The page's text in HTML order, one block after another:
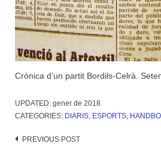
Crònica d’un partit Bordils-Celrà.
UPDATED: gener de 2018
CATEGORIES: DIARIS ESPORTS
Post
PREVIOUS POST